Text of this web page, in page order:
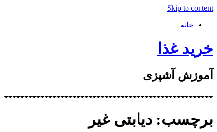
Skip to content
خانه
خرید غذا
آموزش آشپزی
برچسب: دیابتی غیر